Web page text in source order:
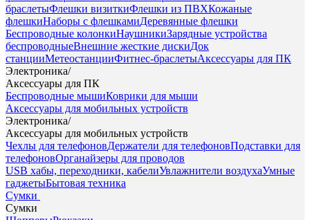
браслетыФлешки визиткиФлешки из ПВХКожаные
флешкиНаборы с флешкамиДеревянные флешки
Беспроводные колонкиНаушникиЗарядные устройства
беспроводныеВнешние жесткие дискиДок
станцииМетеостанцииФитнес-браслетыАксессуары для ПК
Электроника/
Аксессуары для ПК
Беспроводные мышиКоврики для мыши
Аксессуары для мобильных устройств
Электроника/
Аксессуары для мобильных устройств
Чехлы для телефоновДержатели для телефоновПодставки для
телефоновОрганайзеры для проводов
USB хабы, переходники, кабелиУвлажнители воздухаУмные
гаджетыБытовая техника
Сумки
Сумки